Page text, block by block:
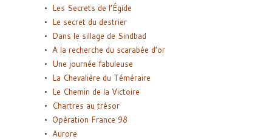
Les Secrets de l’Égide
Le secret du destrier
Dans le sillage de Sindbad
A la recherche du scarabée d’or
Une journée fabuleuse
La Chevalière du Téméraire
Le Chemin de la Victoire
Chartres au trésor
Opération France 98
Aurore